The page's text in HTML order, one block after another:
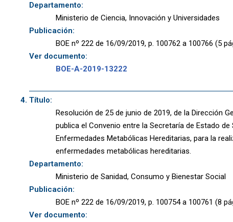
Departamento:
Ministerio de Ciencia, Innovación y Universidades
Publicación:
BOE nº 222 de 16/09/2019, p. 100762 a 100766 (5
Ver documento:
BOE-A-2019-13222
Título:
Resolución de 25 de junio de 2019, de la Dirección
publica el Convenio entre la Secretaría de Estado
Enfermedades Metabólicas Hereditarias, para la
enfermedades metabólicas hereditarias.
Departamento:
Ministerio de Sanidad, Consumo y Bienestar Social
Publicación:
BOE nº 222 de 16/09/2019, p. 100754 a 100761 (8
Ver documento: